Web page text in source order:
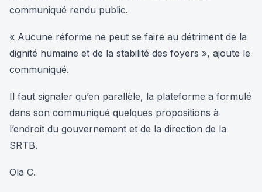
communiqué rendu public.
« Aucune réforme ne peut se faire au détriment de la
dignité humaine et de la stabilité des foyers », ajoute le
communiqué.
Il faut signaler qu’en parallèle, la plateforme a formulé
dans son communiqué quelques propositions à
l’endroit du gouvernement et de la direction de la
SRTB.
Ola C.